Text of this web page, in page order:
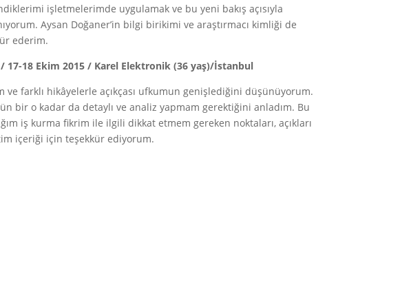
işletmelerimde uygulamak ve bu yeni bakış açısıyla
Aysan Doğaner’in bilgi birikimi ve araştırmacı kimliği de
ederim.
17-18 Ekim 2015 / Karel Elektronik (36 yaş)/İstanbul
farklı hikâyelerle açıkçası ufkumun genişlediğini düşünüyorum.
bir o kadar da detaylı ve analiz yapmam gerektiğini anladım. Bu
iş kurma fikrim ile ilgili dikkat etmem gereken noktaları, açıkları
içeriği için teşekkür ediyorum.